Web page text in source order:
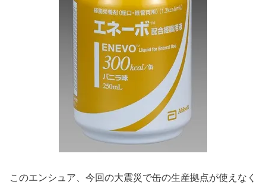
このエンシュア、今回の大震災で缶の生産拠点が使えなく